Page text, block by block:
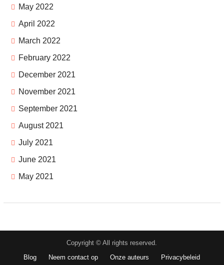
May 2022
April 2022
March 2022
February 2022
December 2021
November 2021
September 2021
August 2021
July 2021
June 2021
May 2021
Copyright © All rights reserved.
Blog
Neem contact op Onze auteurs
Privacybeleid